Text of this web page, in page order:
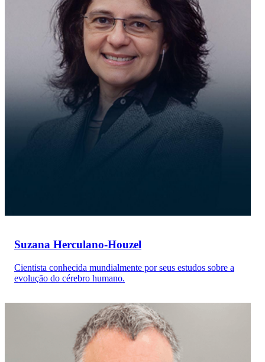
Suzana Herculano-Houzel
Cientista conhecida mundialmente por seus estudos sobre a
evolução do cérebro humano.